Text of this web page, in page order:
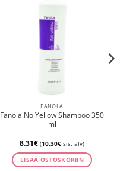
FANOLA
Fanola No Yellow Shampoo 350
ml
8.31€ (10.30€ sis. alv)
LISÄÄ OSTOSKORIIN